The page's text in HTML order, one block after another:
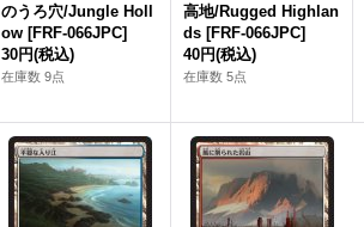
のうろ穴/Jungle Holl
ow [FRF-066JPC]
30円(税込)
在庫数 9点
高地/Rugged Highlan
ds [FRF-066JPC]
40円(税込)
在庫数 5点